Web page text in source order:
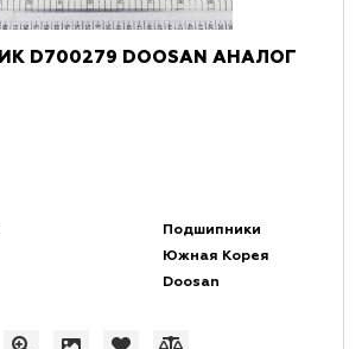
D700279 DOOSAN АНАЛОГ
Подшипники
Южная Корея
Doosan